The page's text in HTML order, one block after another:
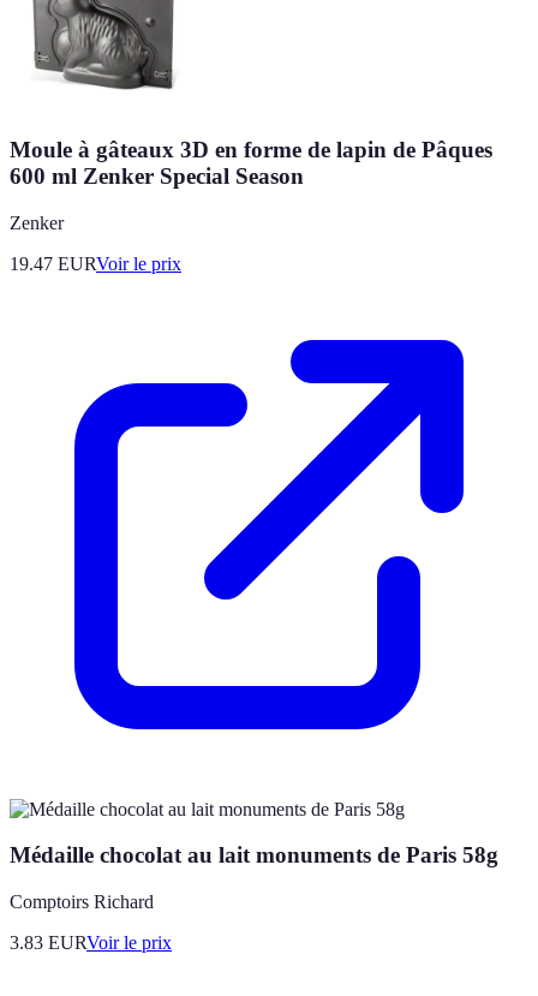
Moule à gâteaux 3D en forme de lapin de Pâques
600 ml Zenker Special Season
Zenker
19.47 EURVoir le prix
Médaille chocolat au lait monuments de Paris 58g
Comptoirs Richard
3.83 EURVoir le prix